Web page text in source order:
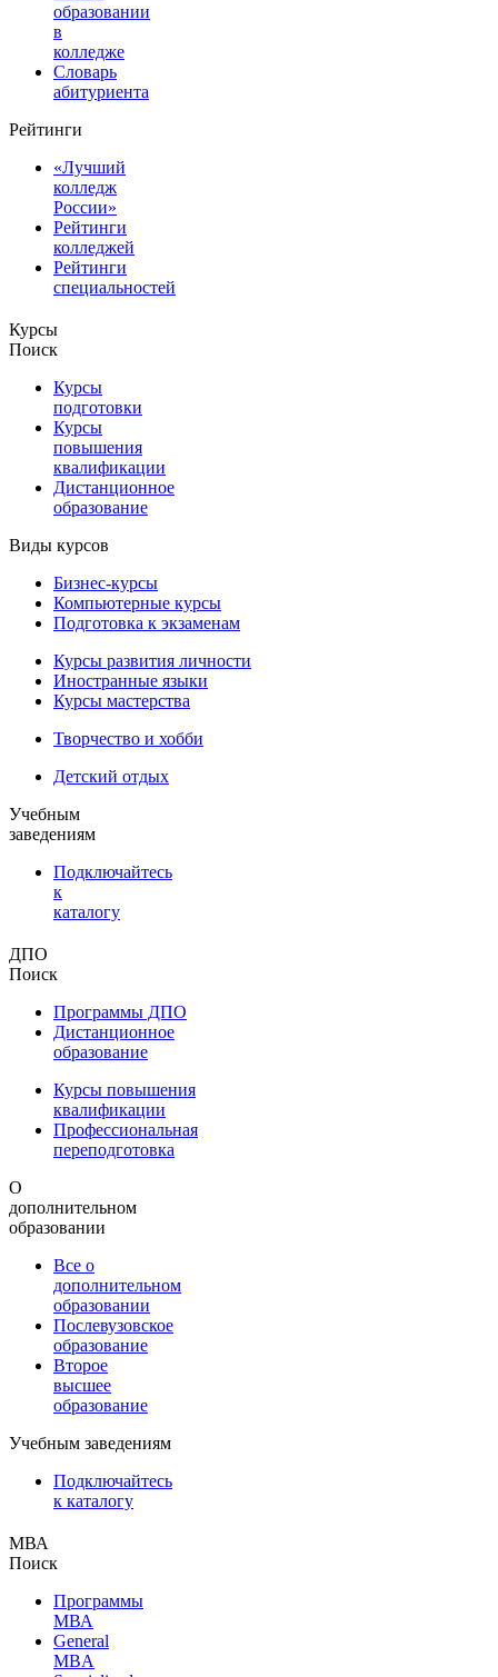
образовании
в
колледже
Словарь
абитуриента
Рейтинги
«Лучший
колледж
России»
Рейтинги
колледжей
Рейтинги
специальностей
Курсы
Поиск
Курсы
подготовки
Курсы
повышения
квалификации
Дистанционное
образование
Виды курсов
Бизнес-курсы
Компьютерные курсы
Подготовка к экзаменам
Курсы развития личности
Иностранные языки
Курсы мастерства
Творчество и хобби
Детский отдых
Учебным
заведениям
Подключайтесь
к
каталогу
ДПО
Поиск
Программы ДПО
Дистанционное
образование
Курсы повышения
квалификации
Профессиональная
переподготовка
О
дополнительном
образовании
Все о
дополнительном
образовании
Послевузовское
образование
Второе
высшее
образование
Учебным заведениям
Подключайтесь
к каталогу
МВА
Поиск
Программы
МВА
General
MBA